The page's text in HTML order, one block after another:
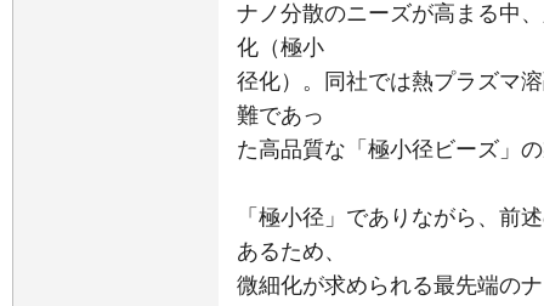
ナノ分散のニーズが高まる中
化（極小
径化）。同社では熱プラズマ
難であっ
た高品質な「極小径ビーズ」
「極小径」でありながら、前
あるため、
微細化が求められる最先端の